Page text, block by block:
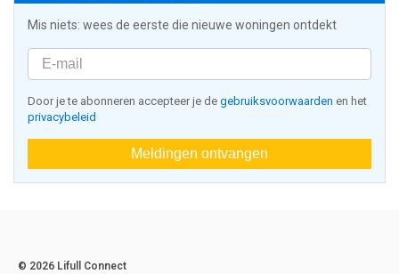
Mis niets: wees de eerste die nieuwe woningen ontdekt
Door je te abonneren accepteer je de gebruiksvoorwaarden en het
privacybeleid
Meldingen ontvangen
© 2026 Lifull Connect